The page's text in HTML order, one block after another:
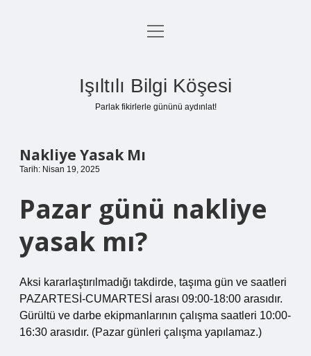
Anasayfa
Yasal Uyarı
menüyü
Işıltılı Bilgi Köşesi
Parlak fikirlerle gününü aydınlat!
Nakliye Yasak Mı
Tarih: Nisan 19, 2025
Pazar günü nakliye
yasak mı?
Aksi kararlaştırılmadığı takdirde, taşıma gün ve saatleri
PAZARTESİ-CUMARTESİ arası 09:00-18:00 arasıdır.
Gürültü ve darbe ekipmanlarının çalışma saatleri 10:00-
16:30 arasıdır. (Pazar günleri çalışma yapılamaz.)